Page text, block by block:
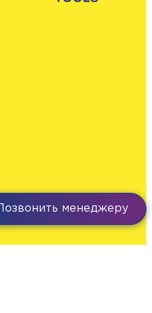
Позвонить менеджеру